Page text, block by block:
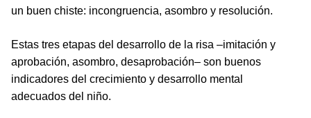
un buen chiste: incongruencia, asombro y resolución.
Estas tres etapas del desarrollo de la risa –imitación y
aprobación, asombro, desaprobación– son buenos
indicadores del crecimiento y desarrollo mental
adecuados del niño.